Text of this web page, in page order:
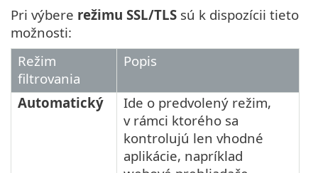
Pri výbere režimu SSL/TLS sú k dispozícii tieto
možnosti:
Režim
filtrovania
Popis
Automatický
Ide o predvolený režim,
v rámci ktorého sa
kontrolujú len vhodné
aplikácie, napríklad